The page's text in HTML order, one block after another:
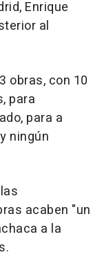
Enrique
al
obras, con 10
para
para a
ningún
acaben "un
a la